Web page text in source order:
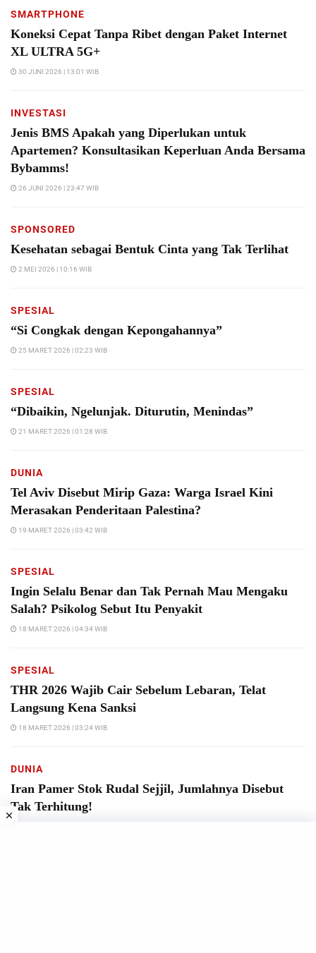
SMARTPHONE
Koneksi Cepat Tanpa Ribet dengan Paket Internet
XL ULTRA 5G+
30 JUNI 2026 | 13:01 WIB
INVESTASI
Jenis BMS Apakah yang Diperlukan untuk
Apartemen? Konsultasikan Keperluan Anda Bersama
Bybamms!
26 JUNI 2026 | 23:47 WIB
SPONSORED
Kesehatan sebagai Bentuk Cinta yang Tak Terlihat
2 MEI 2026 | 10:16 WIB
SPESIAL
“Si Congkak dengan Kepongahannya”
25 MARET 2026 | 02:23 WIB
SPESIAL
“Dibaikin, Ngelunjak. Diturutin, Menindas”
21 MARET 2026 | 01:28 WIB
DUNIA
Tel Aviv Disebut Mirip Gaza: Warga Israel Kini
Merasakan Penderitaan Palestina?
19 MARET 2026 | 03:42 WIB
SPESIAL
Ingin Selalu Benar dan Tak Pernah Mau Mengaku
Salah? Psikolog Sebut Itu Penyakit
18 MARET 2026 | 04:34 WIB
SPESIAL
THR 2026 Wajib Cair Sebelum Lebaran, Telat
Langsung Kena Sanksi
18 MARET 2026 | 03:24 WIB
DUNIA
Iran Pamer Stok Rudal Sejjil, Jumlahnya Disebut
Tak Terhitung!